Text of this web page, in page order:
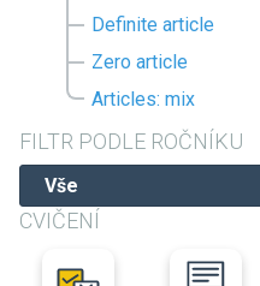
Definite article
Zero article
Articles: mix
FILTR PODLE ROČNÍKU
CVIČENÍ